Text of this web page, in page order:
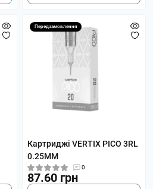
Передзамовлення
Картриджі VERTIX PICO 3RL
0.25MM
0
87.60 грн